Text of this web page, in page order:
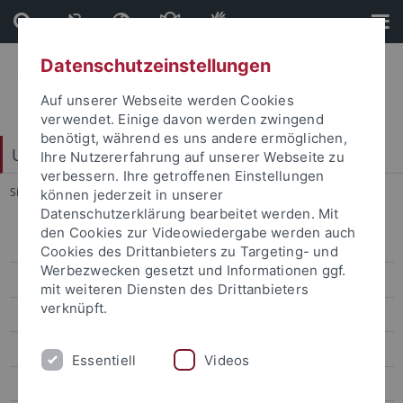
Direkt
zum
Inhalt
Direkt
zur
Fußleiste
Universitätsbibliothek
Sie sind hier: Startseite ... Medienwissenschaft
Fachgebiete
Ägyptologie
Allgemeine Rhetorik
Allgemeine u. vergleichende Literaturwissenschaft
Datenschutzeinstellungen
Auf unserer Webseite werden Cookies
verwendet. Einige davon werden zwingend
benötigt, während es uns andere ermöglichen,
Ihre Nutzererfahrung auf unserer Webseite zu
verbessern. Ihre getroffenen Einstellungen
können jederzeit in unserer
Datenschutzerklärung bearbeitet werden. Mit
den Cookies zur Videowiedergabe werden auch
Cookies des Drittanbieters zu Targeting- und
Werbezwecken gesetzt und Informationen ggf.
mit weiteren Diensten des Drittanbieters
verknüpft.
Essentiell Videos